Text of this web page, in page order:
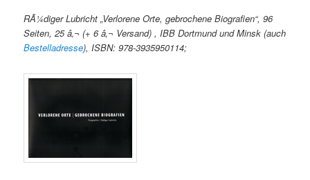
RÃ¼diger Lubricht „Verlorene Orte, gebrochene Biografien“, 96
Seiten, 25 â‚¬ (+ 6 â‚¬ Versand) , IBB Dortmund und Minsk (auch
Bestelladresse), ISBN: 978-3935950114;